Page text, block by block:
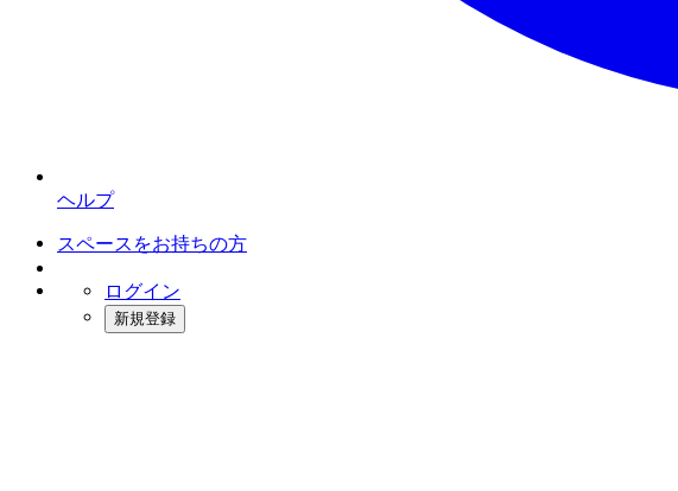
ヘルプ
スペースをお持ちの方
ログイン
新規登録